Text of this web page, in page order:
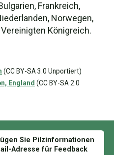
Frankreich,
Norwegen,
Königreich.
(CC BY-SA 3.0 Unportiert)
England (CC BY-SA 2.0